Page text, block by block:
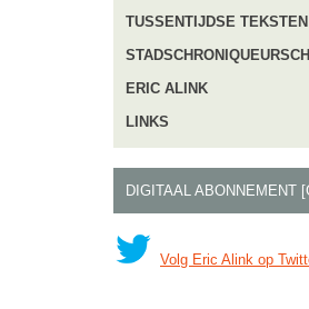
TUSSENTIJDSE TEKSTEN
ERIC ALINK
LINKS
DIGITAAL ABONNEMENT
Volg Eric Alink op